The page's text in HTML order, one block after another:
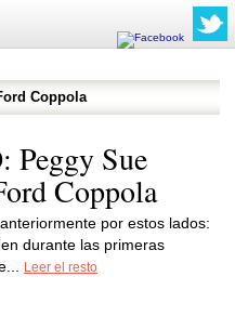
Coppola
Peggy Sue
Coppola
por estos lados:
durante las primeras
Leer el resto